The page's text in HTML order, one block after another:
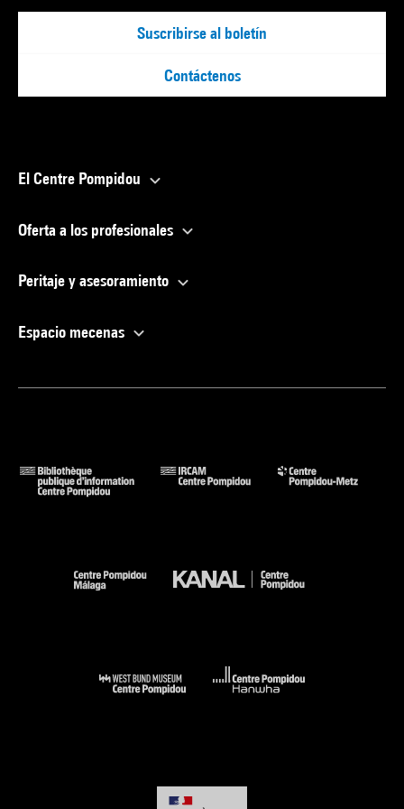
Suscribirse al boletín
Contáctenos
El Centre Pompidou
Oferta a los profesionales
Peritaje y asesoramiento
Espacio mecenas